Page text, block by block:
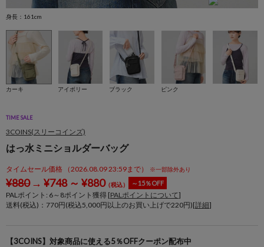
身長：161cm
カーキ アイボリー ブラック ピンク
TIME SALE
3COINS(スリーコインズ)
はっ水ミニショルダーバッグ
タイムセール価格 （2026.08.09 23:59まで） ※一部除外あり
¥880→ ¥748～ ¥880（税込） ～15％OFF
PALポイント: 6～ 8ポイント獲得 [PALポイントについて]
送料(税込)：770円(税込5,000円以上のお買い上げで220円)[詳細]
【3COINS】対象商品に使える5％OFFクーポン配布中